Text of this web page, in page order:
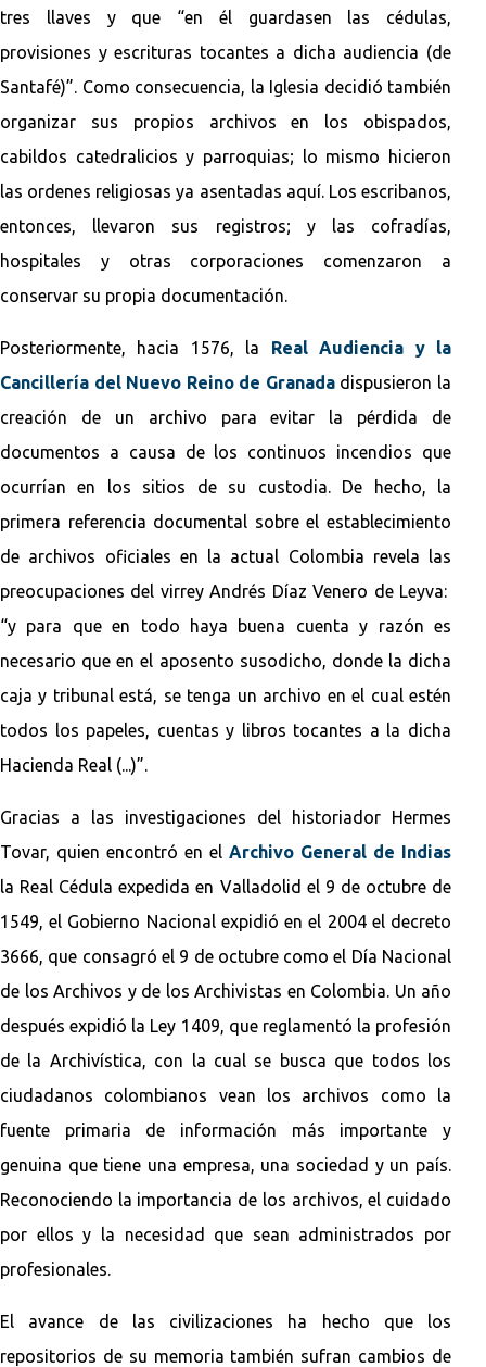
tres llaves y que “en él guardasen las cédulas,
provisiones y escrituras tocantes a dicha audiencia (de
Santafé)”. Como consecuencia, la Iglesia decidió también
organizar sus propios archivos en los obispados,
cabildos catedralicios y parroquias; lo mismo hicieron
las ordenes religiosas ya asentadas aquí. Los escribanos,
entonces, llevaron sus registros; y las cofradías,
hospitales y otras corporaciones comenzaron a
conservar su propia documentación.
Posteriormente, hacia 1576, la Real Audiencia y la
Cancillería del Nuevo Reino de Granada dispusieron la
creación de un archivo para evitar la pérdida de
documentos a causa de los continuos incendios que
ocurrían en los sitios de su custodia. De hecho, la
primera referencia documental sobre el establecimiento
de archivos oficiales en la actual Colombia revela las
preocupaciones del virrey Andrés Díaz Venero de Leyva:
“y para que en todo haya buena cuenta y razón es
necesario que en el aposento susodicho, donde la dicha
caja y tribunal está, se tenga un archivo en el cual estén
todos los papeles, cuentas y libros tocantes a la dicha
Hacienda Real (...)”.
Gracias a las investigaciones del historiador Hermes
Tovar, quien encontró en el Archivo General de Indias
la Real Cédula expedida en Valladolid el 9 de octubre de
1549, el Gobierno Nacional expidió en el 2004 el decreto
3666, que consagró el 9 de octubre como el Día Nacional
de los Archivos y de los Archivistas en Colombia. Un año
después expidió la Ley 1409, que reglamentó la profesión
de la Archivística, con la cual se busca que todos los
ciudadanos colombianos vean los archivos como la
fuente primaria de información más importante y
genuina que tiene una empresa, una sociedad y un país.
Reconociendo la importancia de los archivos, el cuidado
por ellos y la necesidad que sean administrados por
profesionales.
El avance de las civilizaciones ha hecho que los
repositorios de su memoria también sufran cambios de